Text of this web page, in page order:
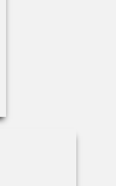
entstehen Kosten in
Mwst.. Die Satzkosten
separate Position
Artikelpreis
enthalten!